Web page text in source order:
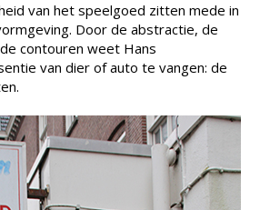
van het speelgoed zitten mede in
Door de abstractie, de
contouren weet Hans
van dier of auto te vangen: de